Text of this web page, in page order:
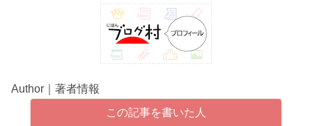
Author｜著者情報
この記事を書いた人